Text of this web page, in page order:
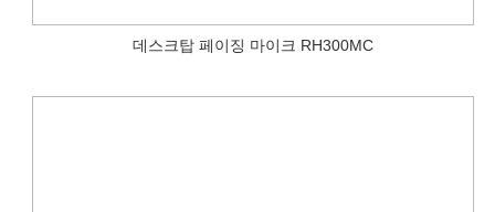
데스크탑 페이징 마이크 RH300MC